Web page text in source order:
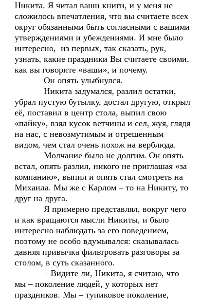
Никита. Я читал ваши книги, и у меня не
сложилось впечатления, что вы считаете всех
округ обязанными быть согласными с вашими
утверждениями и убеждениями. И мне было
интересно, из первых, так сказать, рук,
узнать, какие праздники Вы считаете своими,
как вы говорите «ваши», и почему.
Он опять улыбнулся.
Никита задумался, разлил остатки,
убрал пустую бутылку, достал другую, открыл
её, поставил в центр стола, выпил свою
«пайку», взял кусок ветчины и сел, жуя, глядя
на нас, с невозмутимым и отрешенным
видом, чем стал очень похож на верблюда.
Молчание было не долгим. Он опять
встал, опять разлил, никого не приглашая «за
компанию», выпил и опять стал смотреть на
Михаила. Мы же с Карлом – то на Никиту, то
друг на друга.
Я примерно представлял, вокруг чего
и как вращаются мысли Никиты, и было
интересно наблюдать за его поведением,
поэтому не особо вдумывался: сказывалась
давняя привычка фильтровать разговоры за
столом, в суть сказанного.
– Видите ли, Никита, я считаю, что
мы – поколение людей, у которых нет
праздников. Мы – тупиковое поколение,